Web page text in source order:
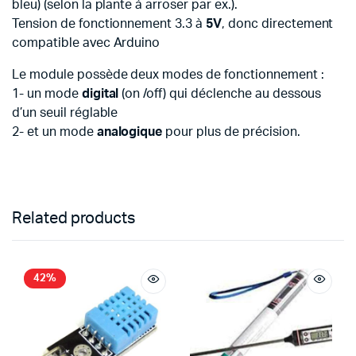
bleu) (selon la plante à arroser par ex.).
Tension de fonctionnement 3.3 à 5V, donc directement
compatible avec Arduino
Le module possède deux modes de fonctionnement :
1- un mode digital (on /off) qui déclenche au dessous
d’un seuil réglable
2- et un mode analogique pour plus de précision.
Related products
42%